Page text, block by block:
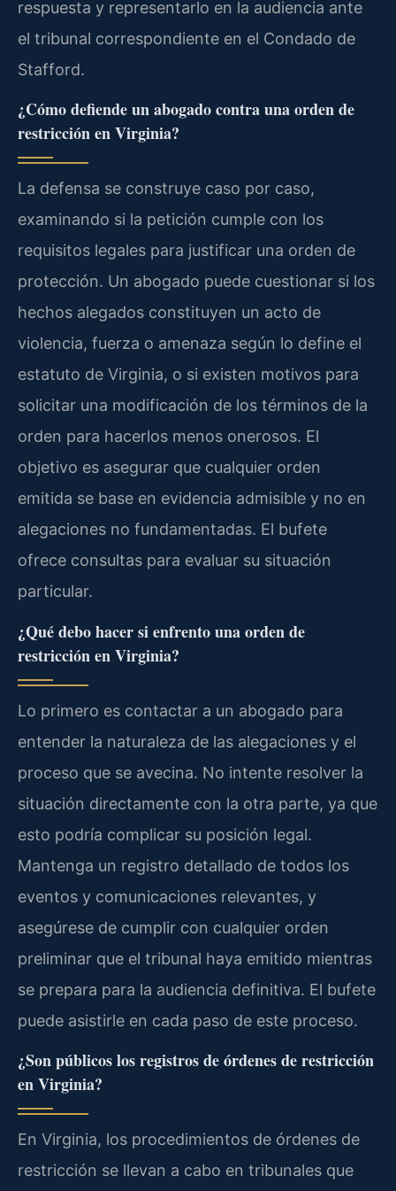
respuesta y representarlo en la audiencia ante
el tribunal correspondiente en el Condado de
Stafford.
¿Cómo defiende un abogado contra una orden de
restricción en Virginia?
La defensa se construye caso por caso,
examinando si la petición cumple con los
requisitos legales para justificar una orden de
protección. Un abogado puede cuestionar si los
hechos alegados constituyen un acto de
violencia, fuerza o amenaza según lo define el
estatuto de Virginia, o si existen motivos para
solicitar una modificación de los términos de la
orden para hacerlos menos onerosos. El
objetivo es asegurar que cualquier orden
emitida se base en evidencia admisible y no en
alegaciones no fundamentadas. El bufete
ofrece consultas para evaluar su situación
particular.
¿Qué debo hacer si enfrento una orden de
restricción en Virginia?
Lo primero es contactar a un abogado para
entender la naturaleza de las alegaciones y el
proceso que se avecina. No intente resolver la
situación directamente con la otra parte, ya que
esto podría complicar su posición legal.
Mantenga un registro detallado de todos los
eventos y comunicaciones relevantes, y
asegúrese de cumplir con cualquier orden
preliminar que el tribunal haya emitido mientras
se prepara para la audiencia definitiva. El bufete
puede asistirle en cada paso de este proceso.
¿Son públicos los registros de órdenes de restricción
en Virginia?
En Virginia, los procedimientos de órdenes de
restricción se llevan a cabo en tribunales que